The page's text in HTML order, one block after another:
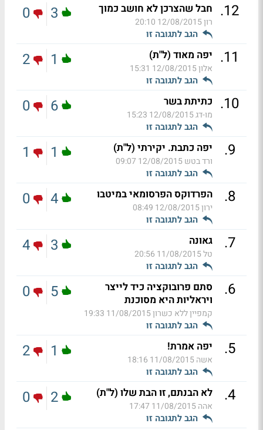
12
. חבל שהצרכן לא חושב כמוך
רון12/08/2015 20:10
הגב לתגובה זו
3
0
11
. יפה מאוד (ל"ת)
אלון12/08/2015 15:31
הגב לתגובה זו
1
2
10
. כתיתת בשר
מו-דג12/08/2015 15:23
הגב לתגובה זו
6
0
9
. יפה כתבת. יקירתי (ל"ת)
ורד בטש12/08/2015 09:07
הגב לתגובה זו
1
1
8
. הפרדוקס הפרסומאי במיטבו
ירון12/08/2015 08:49
הגב לתגובה זו
4
0
7
. גאונה
טל11/08/2015 20:56
הגב לתגובה זו
3
4
6
.
סתם פרובוקציה כיד לייצר
ויראליות היא מסוכנת
קמפיין ללא כשרון11/08/2015 19:33
הגב לתגובה זו
5
0
5
. יפה אמרת!
אשה11/08/2015 18:16
הגב לתגובה זו
1
2
4
. לא הבנתם, זו הבת שלו (ל"ת)
אהה11/08/2015 17:47
הגב לתגובה זו
2
0